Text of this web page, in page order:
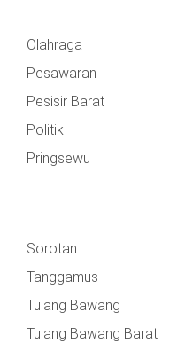
Olahraga
Pesawaran
Pesisir Barat
Politik
Pringsewu
Sorotan
Tanggamus
Tulang Bawang
Tulang Bawang Barat